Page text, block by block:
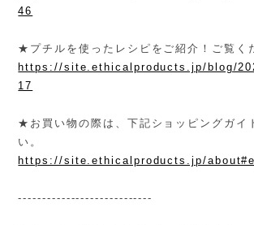
46
★プチルを使ったレシピをご紹介！ご覧く
https://site.ethicalproducts.jp/blog/
17
★お買い物の際は、下記ショッピングガイ
い。
https://site.ethicalproducts.jp/
----------------------------